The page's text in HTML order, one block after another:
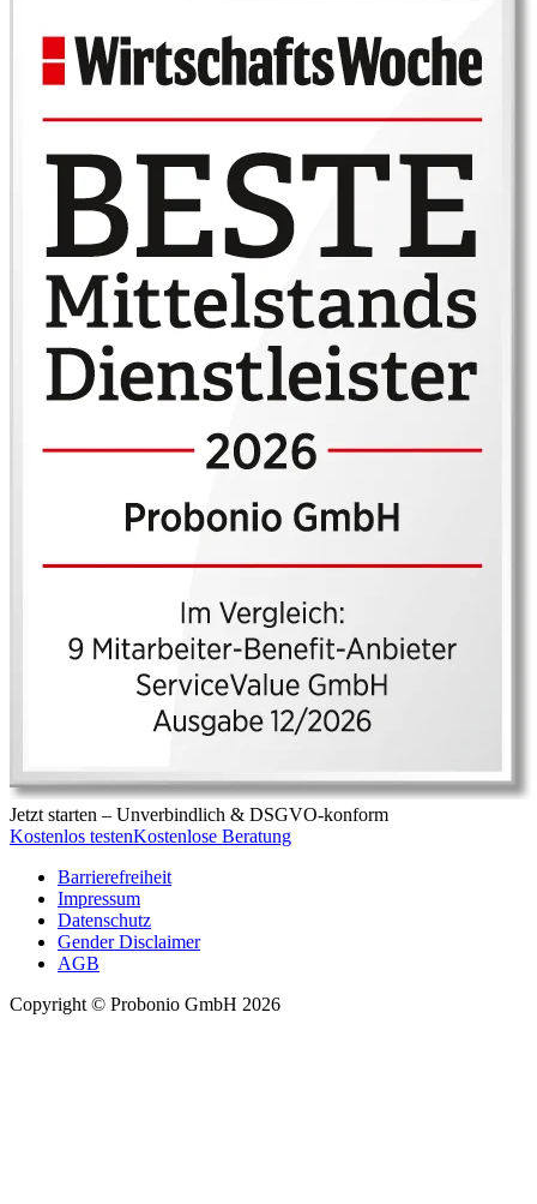
Jetzt starten – Unverbindlich & DSGVO-konform
Kostenlos testenKostenlose Beratung
Barrierefreiheit
Impressum
Datenschutz
Gender Disclaimer
AGB
Copyright © Probonio GmbH 2026